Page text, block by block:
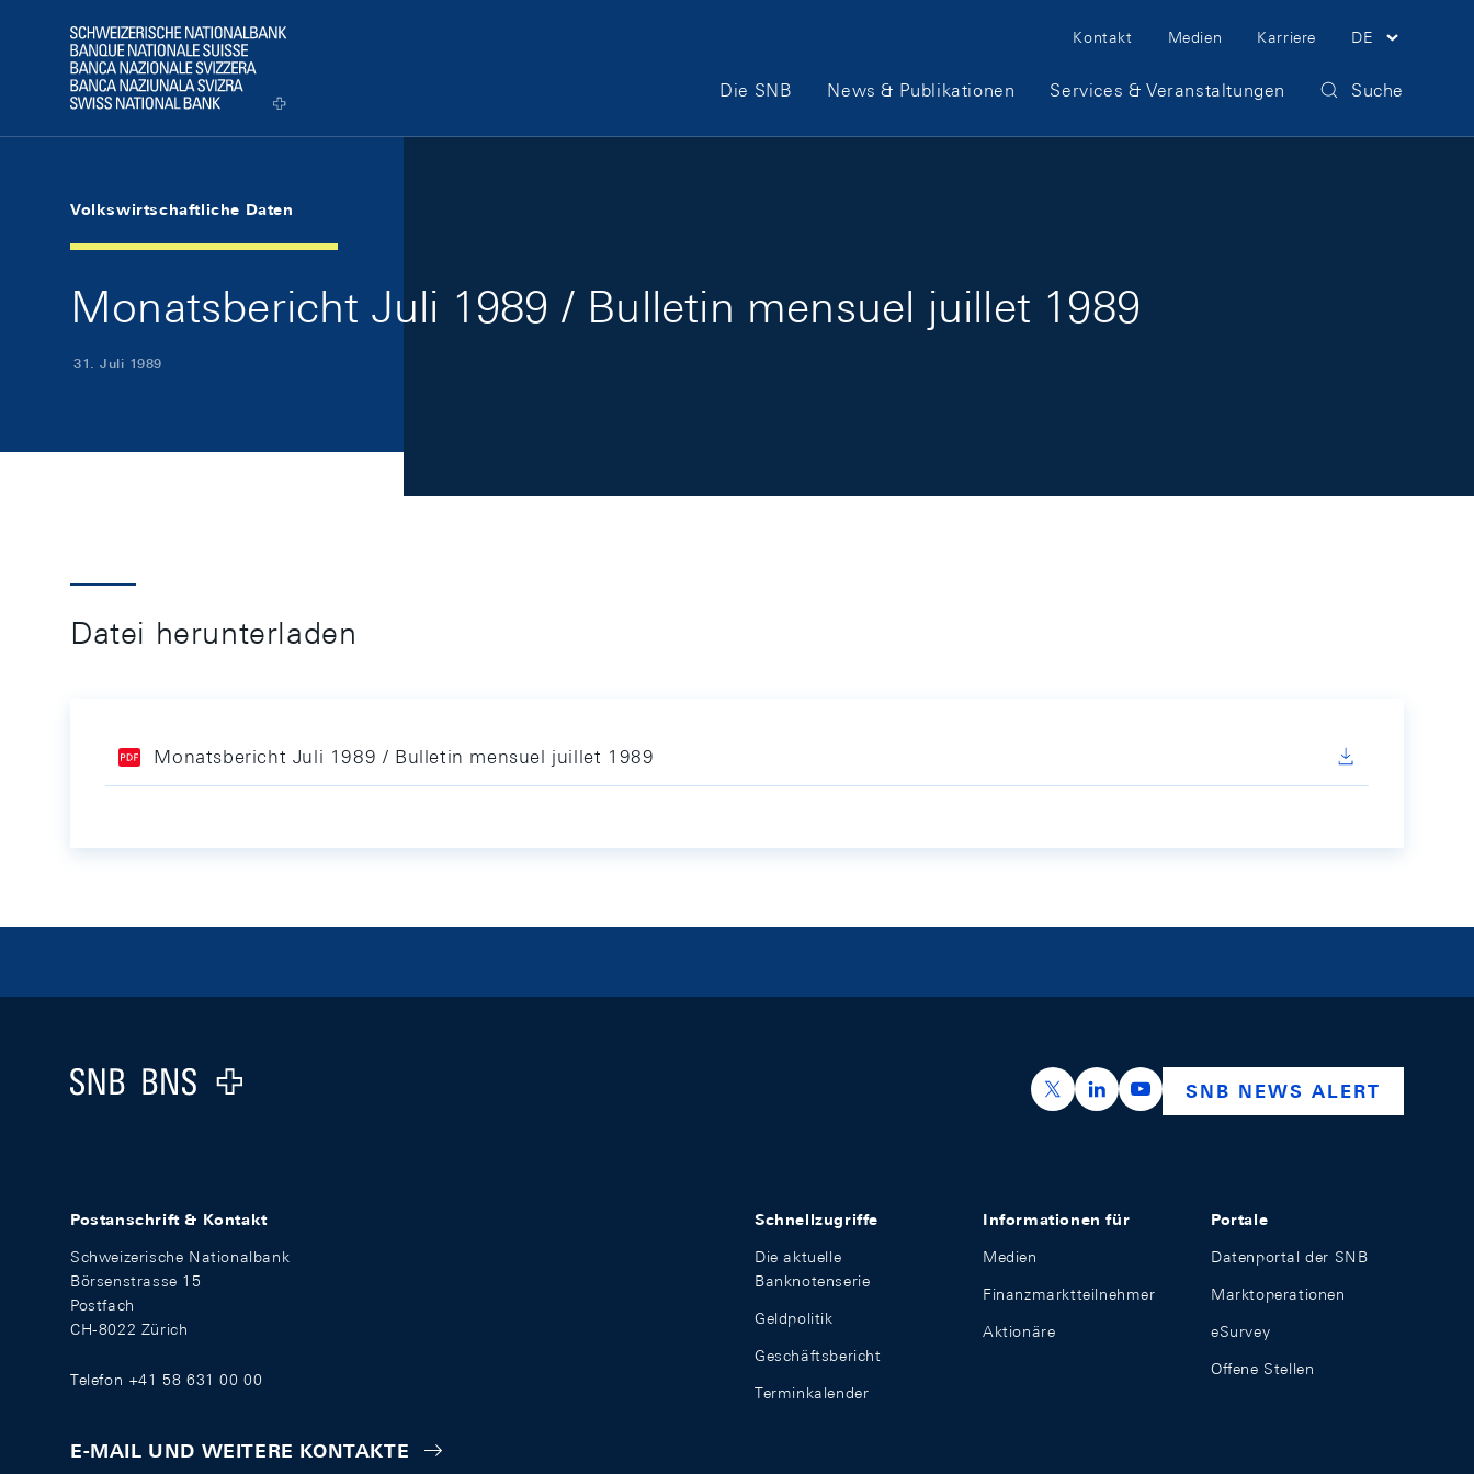
Logo
Meta Navigation
Kontakt Medien Karriere DE
Hauptnavigation
Die SNB News & Publikationen Services & Veranstaltungen Suche
Volkswirtschaftliche Daten
Monatsbericht Juli 1989 / Bulletin mensuel juillet 1989
31. Juli 1989
Datei herunterladen
Monatsbericht Juli 1989 / Bulletin mensuel juillet 1989
Logo
https://x.com/snb_bns
https://ch.linkedin.com/company/swiss-
https://www.youtube.com/
SNB NEWS ALERT
Postanschrift & Kontakt
Schweizerische Nationalbank
Börsenstrasse 15
Postfach
CH-8022 Zürich
Telefon +41 58 631 00 00
E-MAIL UND WEITERE KONTAKTE
Schnellzugriffe
Die aktuelle
Banknotenserie
Geldpolitik
Geschäftsbericht
Terminkalender
Informationen für
Medien
Finanzmarktteilnehmer
Aktionäre
Portale
Datenportal der SNB
Marktoperationen
eSurvey
Offene Stellen